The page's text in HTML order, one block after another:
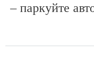
– паркуйте